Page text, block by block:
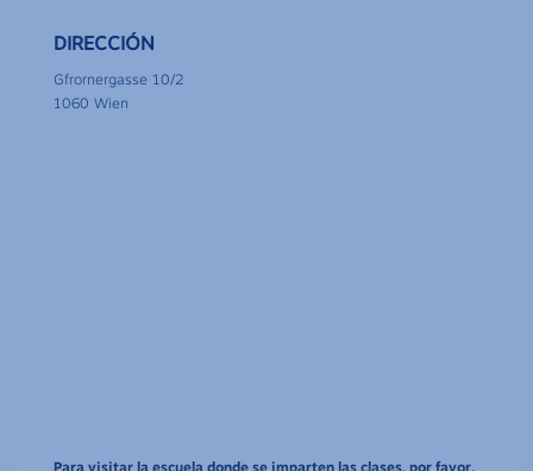
DIRECCIÓN
Gfrornergasse 10/2
1060 Wien